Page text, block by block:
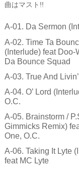
曲はマスト!!
A-01. Da Sermon
A-02. Time Ta
(Interlude) feat Doo-
Da Bounce Squad
A-03. True And Livin’
A-04. O’ Lord
O.C.
A-05. Brainstorm /
Gimmicks Remix)
One, O.C.
A-06. Taking It Lyte
feat MC Lyte